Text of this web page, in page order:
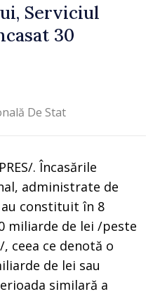
Serviciul
30
De Stat
. Încasările
administrate de
au constituit în 8
miliarde de lei /peste
ceea ce denotă o
de lei sau
similară a